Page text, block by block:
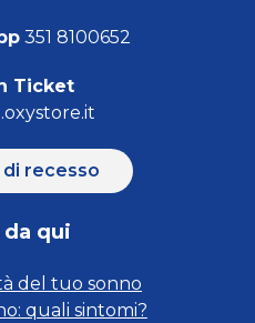
351 8100652
Ticket
di recesso
da qui
del tuo sonno
quali sintomi?